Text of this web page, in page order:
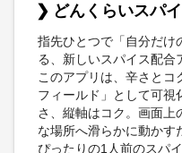
❯ どんくらいスパ
指先ひとつで「自分だけ
る、新しいスパイス配合
このアプリは、辛さとコ
フィールド」として可視
さ、縦軸はコク。画面上
な場所へ滑らかに動かす
ぴったりの1人前のスパ